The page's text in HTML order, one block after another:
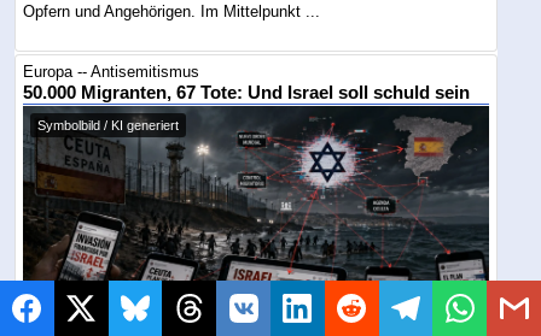
Opfern und Angehörigen. Im Mittelpunkt ...
Europa -- Antisemitismus
50.000 Migranten, 67 Tote: Und Israel soll schuld sein
Symbolbild / KI generiert